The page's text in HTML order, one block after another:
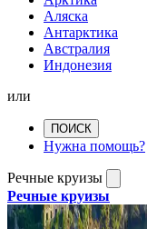
Аляска
Антарктика
Австралия
Индонезия
или
ПОИСК
Нужна помощь?
Речные круизы
Речные круизы